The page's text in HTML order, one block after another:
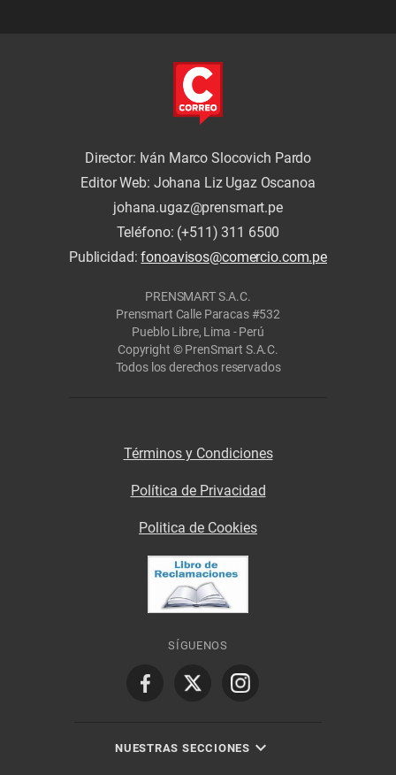
Director: Iván Marco Slocovich Pardo
Editor Web: Johana Liz Ugaz Oscanoa
johana.ugaz@prensmart.pe
Teléfono: (+511) 311 6500
Publicidad:fonoavisos@comercio.com.pe
PRENSMART S.A.C.
Prensmart Calle Paracas #532
Pueblo Libre, Lima - Perú
Copyright © PrenSmart S.A.C.
Todos los derechos reservados
Términos y Condiciones
Política de Privacidad
Politica de Cookies
SÍGUENOS
NUESTRAS SECCIONES